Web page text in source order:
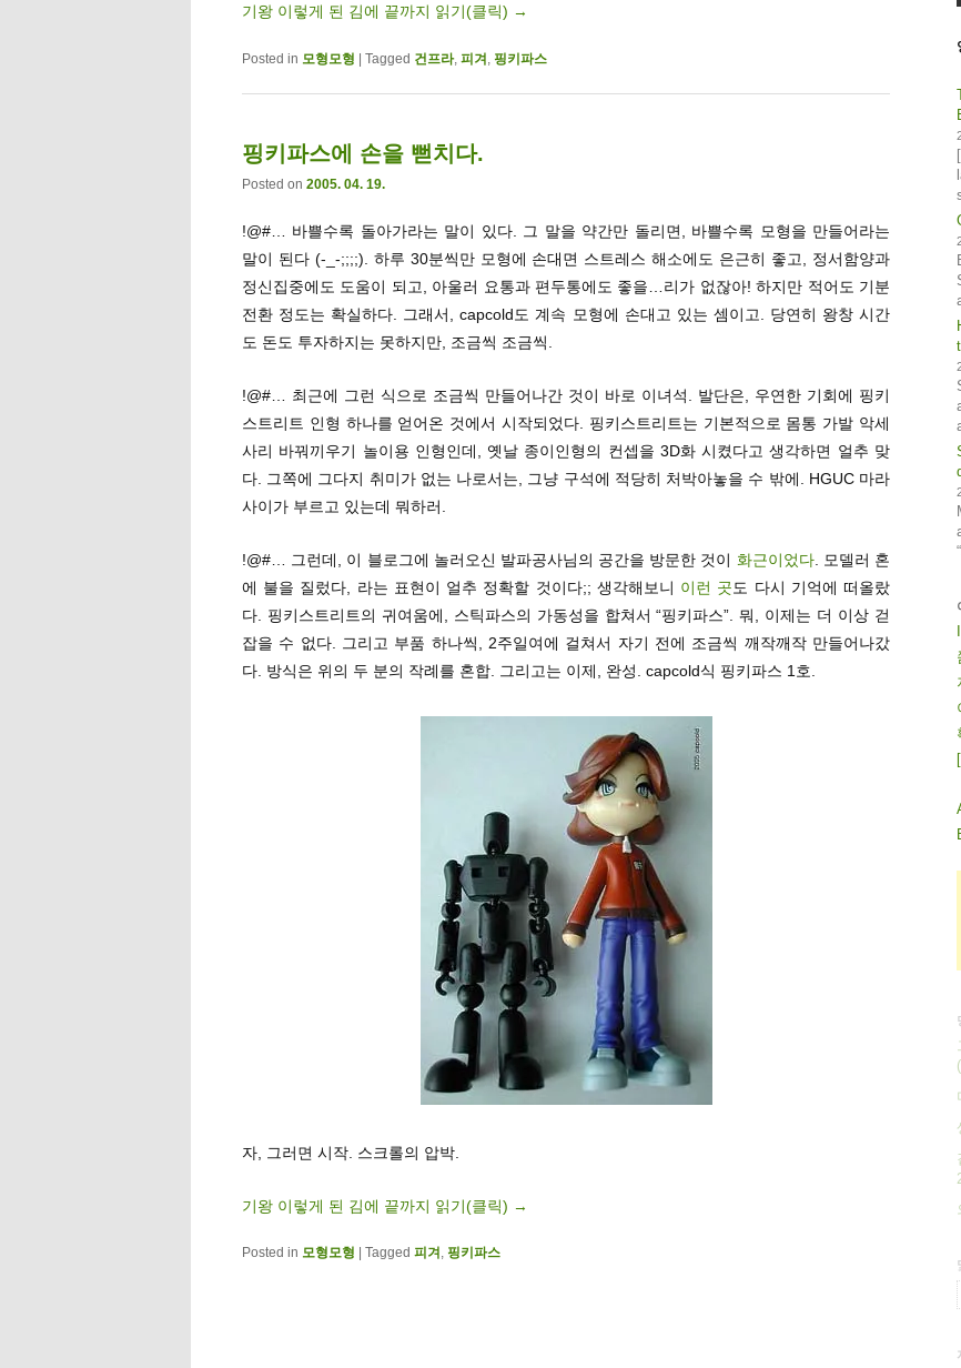
기왕 이렇게 된 김에 끝까지 읽기(클릭) →
Posted in 모형모형 Tagged 건프라, 피겨 , 핑키파스
핑키파스에 손을 뻗치다.
Posted on 2005. 04. 19.
!@#… 바쁠수록 돌아가라는 말이 있다. 그 말을 약간만 돌리면, 바쁠수록 모형을 만들어라는
말이 된다 (-_-;;;;). 하루 30분씩만 모형에 손대면 스트레스 해소에도 은근히 좋고, 정서함양과
정신집중에도 도움이 되고, 아울러 요통과 편두통에도 좋을…리가 없잖아! 하지만 적어도 기분
전환 정도는 확실하다. 그래서, capcold도 계속 모형에 손대고 있는 셈이고. 당연히 왕창 시간
도 돈도 투자하지는 못하지만, 조금씩 조금씩.
!@#… 최근에 그런 식으로 조금씩 만들어나간 것이 바로 이녀석. 발단은, 우연한 기회에 핑키
스트리트 인형 하나를 얻어온 것에서 시작되었다. 핑키스트리트는 기본적으로 몸통 가발 악세
사리 바꿔끼우기 놀이용 인형인데, 옛날 종이인형의 컨셉을 3D화 시켰다고 생각하면 얼추 맞
다. 그쪽에 그다지 취미가 없는 나로서는, 그냥 구석에 적당히 처박아놓을 수 밖에. HGUC 마라
사이가 부르고 있는데 뭐하러.
!@#… 그런데, 이 블로그에 놀러오신 발파공사님의 공간을 방문한 것이 화근이었다. 모델러 혼
에 불을 질렀다, 라는 표현이 얼추 정확할 것이다;; 생각해보니 이런 곳도 다시 기억에 떠올랐
다. 핑키스트리트의 귀여움에, 스틱파스의 가동성을 합쳐서 “핑키파스”. 뭐, 이제는 더 이상 걷
잡을 수 없다. 그리고 부품 하나씩, 2주일여에 걸쳐서 자기 전에 조금씩 깨작깨작 만들어나갔
다. 방식은 위의 두 분의 작례를 혼합. 그리고는 이제, 완성. capcold식 핑키파스 1호.
자, 그러면 시작. 스크롤의 압박.
기왕 이렇게 된 김에 끝까지 읽기(클릭) →
Posted in 모형모형 Tagged 피겨 , 핑키파스
[